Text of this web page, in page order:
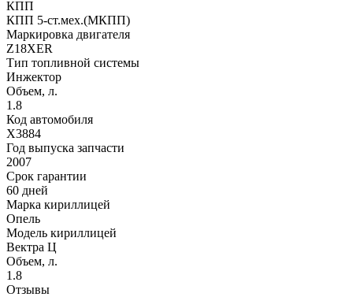
КПП
КПП 5-ст.мех.(МКПП)
Маркировка двигателя
Z18XER
Тип топливной системы
Инжектор
Объем, л.
1.8
Код автомобиля
X3884
Год выпуска запчасти
2007
Срок гарантии
60 дней
Марка кириллицей
Опель
Модель кириллицей
Вектра Ц
Объем, л.
1.8
Отзывы